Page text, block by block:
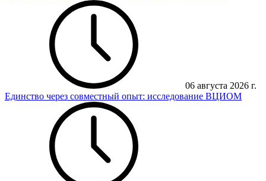
06 августа 2026 г.
Единство через совместный опыт: исследование ВЦИОМ